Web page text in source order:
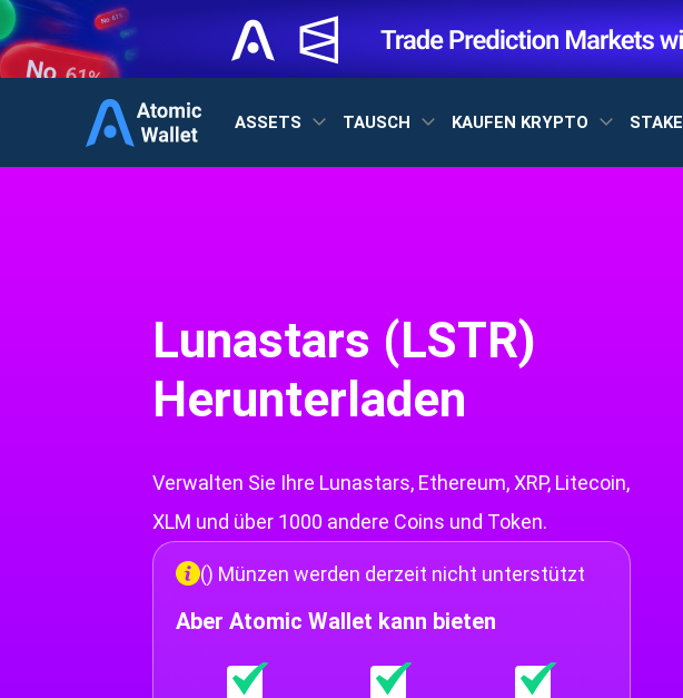
ASSETS TAUSCH KAUFEN KRYPTO STAKE
Lunastars (LSTR)
Herunterladen
Verwalten Sie Ihre Lunastars, Ethereum, XRP, Litecoin,
XLM und über 1000 andere Coins und Token.
() Münzen werden derzeit nicht unterstützt
Aber Atomic Wallet kann bieten